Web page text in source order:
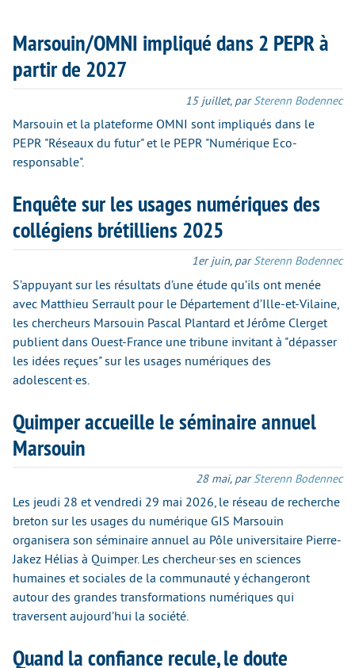
Marsouin/OMNI impliqué dans 2 PEPR à
partir de 2027
15 juillet, parSterenn Bodennec
Marsouin et la plateforme OMNI sont impliqués dans le
PEPR "Réseaux du futur" et le PEPR "Numérique Eco-
responsable".
Enquête sur les usages numériques des
collégiens brétilliens 2025
1er juin, parSterenn Bodennec
S’appuyant sur les résultats d’une étude qu’ils ont menée
avec Matthieu Serrault pour le Département d’Ille-et-Vilaine,
les chercheurs Marsouin Pascal Plantard et Jérôme Clerget
publient dans Ouest-France une tribune invitant à "dépasser
les idées reçues" sur les usages numériques des
adolescent·es.
Quimper accueille le séminaire annuel
Marsouin
28 mai, parSterenn Bodennec
Les jeudi 28 et vendredi 29 mai 2026, le réseau de recherche
breton sur les usages du numérique GIS Marsouin
organisera son séminaire annuel au Pôle universitaire Pierre-
Jakez Hélias à Quimper. Les chercheur·ses en sciences
humaines et sociales de la communauté y échangeront
autour des grandes transformations numériques qui
traversent aujourd’hui la société.
Quand la confiance recule, le doute